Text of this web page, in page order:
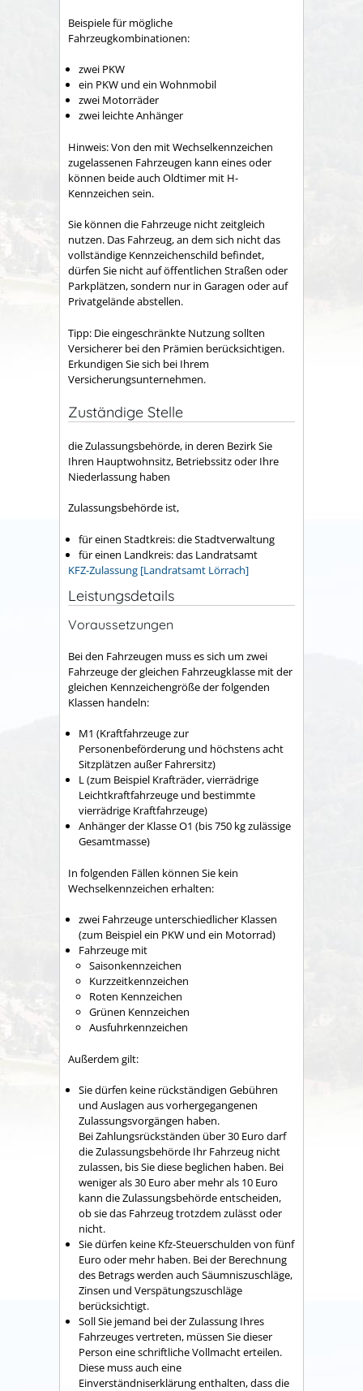
Beispiele für mögliche
Fahrzeugkombinationen:
zwei PKW
ein PKW und ein Wohnmobil
zwei Motorräder
zwei leichte Anhänger
Hinweis:Von den mit Wechselkennzeichen
zugelassenen Fahrzeugen kann eines oder
können beide auch Oldtimer mit H-
Kennzeichen sein.
Sie können die Fahrzeuge nicht zeitgleich
nutzen. Das Fahrzeug, an dem sich nicht das
vollständige Kennzeichenschild befindet,
dürfen Sie nicht auf öffentlichen Straßen oder
Parkplätzen, sondern nur in Garagen oder auf
Privatgelände abstellen.
Tipp: Die eingeschränkte Nutzung sollten
Versicherer bei den Prämien berücksichtigen.
Erkundigen Sie sich bei Ihrem
Versicherungsunternehmen.
Zuständige Stelle
die Zulassungsbehörde, in deren Bezirk Sie
Ihren Hauptwohnsitz, Betriebssitz oder Ihre
Niederlassung haben
Zulassungsbehörde ist,
für einen Stadtkreis: die Stadtverwaltung
für einen Landkreis: das Landratsamt
KFZ-Zulassung [Landratsamt Lörrach]
Leistungsdetails
Voraussetzungen
Bei den Fahrzeugen muss es sich um zwei
Fahrzeuge der gleichen Fahrzeugklasse mit der
gleichen Kennzeichengröße der folgenden
Klassen handeln:
M1 (Kraftfahrzeuge zur
Personenbeförderung und höchstens acht
Sitzplätzen außer Fahrersitz)
L (zum Beispiel Krafträder, vierrädrige
Leichtkraftfahrzeuge und bestimmte
vierrädrige Kraftfahrzeuge)
Anhänger der Klasse O1 (bis 750 kg zulässige
Gesamtmasse)
In folgenden Fällen können Sie kein
Wechselkennzeichen erhalten:
zwei Fahrzeuge unterschiedlicher Klassen
(zum Beispiel ein PKW und ein Motorrad)
Fahrzeuge mit
Saisonkennzeichen
Kurzzeitkennzeichen
Roten Kennzeichen
Grünen Kennzeichen
Ausfuhrkennzeichen
Außerdem gilt:
Sie dürfen keine rückständigen Gebühren
und Auslagen aus vorhergegangenen
Zulassungsvorgängen haben.
Bei Zahlungsrückständen über 30 Euro darf
die Zulassungsbehörde Ihr Fahrzeug nicht
zulassen, bis Sie diese beglichen haben. Bei
weniger als 30 Euro aber mehr als 10 Euro
kann die Zulassungsbehörde entscheiden,
ob sie das Fahrzeug trotzdem zulässt oder
nicht.
Sie dürfen keine Kfz-Steuerschulden von fünf
Euro oder mehr haben. Bei der Berechnung
des Betrags werden auch Säumniszuschläge,
Zinsen und Verspätungszuschläge
berücksichtigt.
Soll Sie jemand bei der Zulassung Ihres
Fahrzeuges vertreten, müssen Sie dieser
Person eine schriftliche Vollmacht erteilen.
Diese muss auch eine
Einverständniserklärung enthalten, dass die